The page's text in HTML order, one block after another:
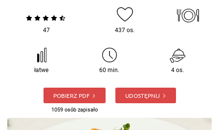
47 437 os.
łatwe 60 min. 4 os.
POBIERZ PDF
1059 osób zapisało
UDOSTĘPNIJ